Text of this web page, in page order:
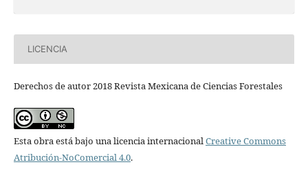
LICENCIA
Derechos de autor 2018 Revista Mexicana de Ciencias Forestales
Esta obra está bajo una licencia internacionalCreative Commons
Atribución-NoComercial 4.0.